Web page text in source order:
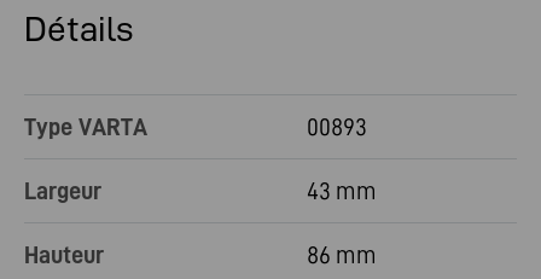
Détails
Type VARTA 00893
Largeur 43 mm
Hauteur 86 mm